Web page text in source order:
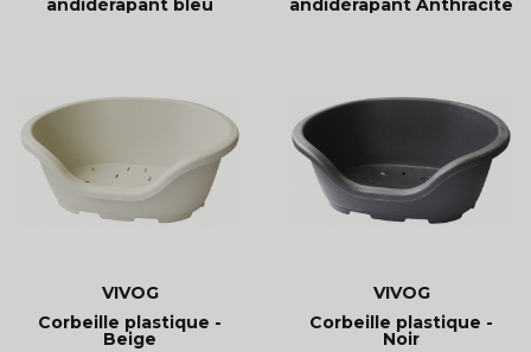
andidérapant bleu andidérapant Anthracite
VIVOG
Corbeille plastique -
Beige
VIVOG
Corbeille plastique -
Noir